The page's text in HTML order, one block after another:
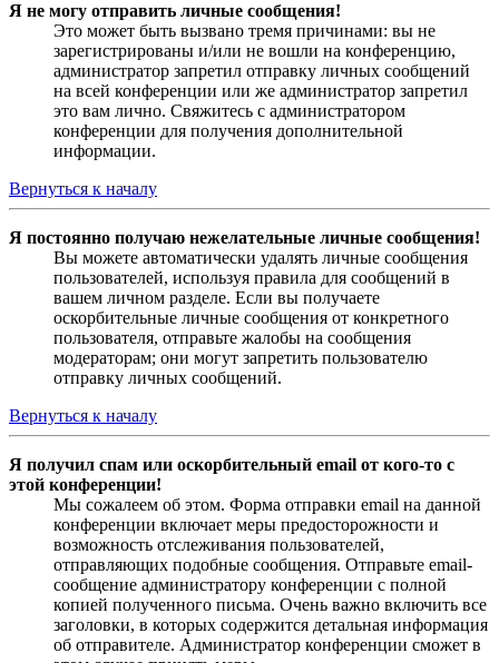
Я не могу отправить личные сообщения!
Это может быть вызвано тремя причинами: вы не
зарегистрированы и/или не вошли на конференцию,
администратор запретил отправку личных сообщений
на всей конференции или же администратор запретил
это вам лично. Свяжитесь с администратором
конференции для получения дополнительной
информации.
Вернуться к началу
Я постоянно получаю нежелательные личные сообщения!
Вы можете автоматически удалять личные сообщения
пользователей, используя правила для сообщений в
вашем личном разделе. Если вы получаете
оскорбительные личные сообщения от конкретного
пользователя, отправьте жалобы на сообщения
модераторам; они могут запретить пользователю
отправку личных сообщений.
Вернуться к началу
Я получил спам или оскорбительный email от кого-то с
этой конференции!
Мы сожалеем об этом. Форма отправки email на данной
конференции включает меры предосторожности и
возможность отслеживания пользователей,
отправляющих подобные сообщения. Отправьте email-
сообщение администратору конференции с полной
копией полученного письма. Очень важно включить все
заголовки, в которых содержится детальная информация
об отправителе. Администратор конференции сможет в